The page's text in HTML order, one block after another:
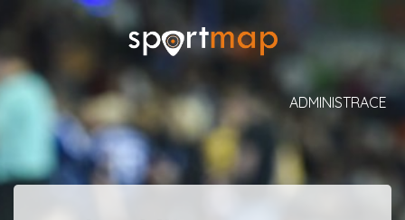
ADMINISTRACE